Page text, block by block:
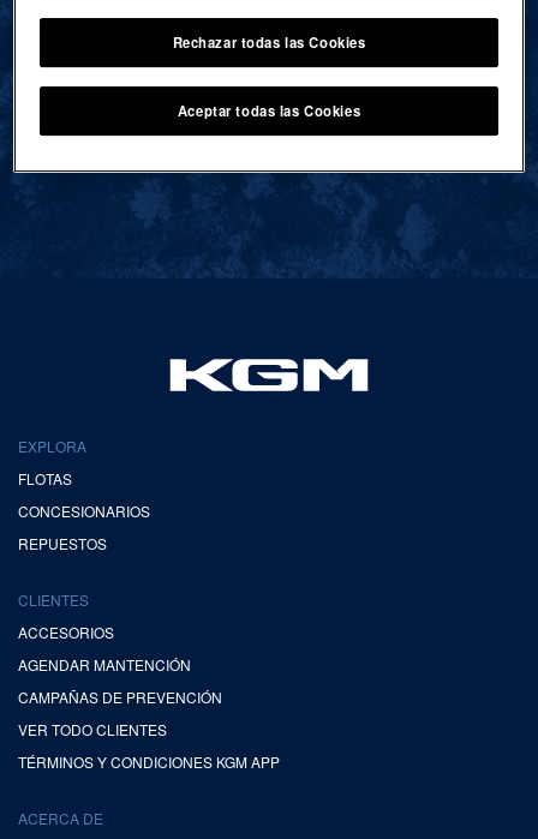
VOLVER AL INICIO
EXPLORA
FLOTAS
CONCESIONARIOS
REPUESTOS
CLIENTES
ACCESORIOS
AGENDAR MANTENCIÓN
CAMPAÑAS DE PREVENCIÓN
VER TODO CLIENTES
TÉRMINOS Y CONDICIONES KGM APP
ACERCA DE
Rechazar todas las Cookies
Aceptar todas las Cookies